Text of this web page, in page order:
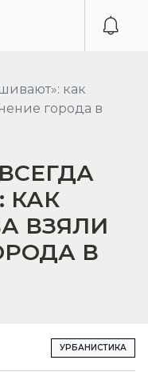
как
города в
КАК
ВЗЯЛИ
В
УРБАНИСТИКА